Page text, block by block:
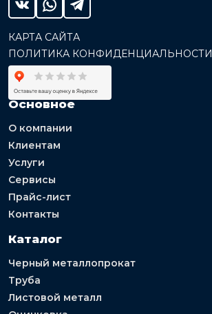
КАРТА САЙТА
ПОЛИТИКА КОНФИДЕНЦИАЛЬНОСТИ
Основное
О компании
Клиентам
Услуги
Сервисы
Прайс-лист
Контакты
Каталог
Черный металлопрокат
Труба
Листовой металл